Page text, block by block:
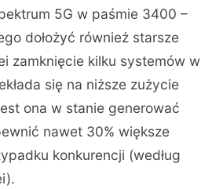
5G w paśmie 3400 –
dołożyć również starsze
zamknięcie kilku systemów w
się na niższe zużycie
ona w stanie generować
nawet 30% większe
konkurencji (według